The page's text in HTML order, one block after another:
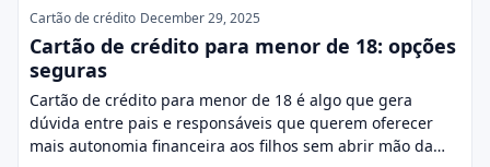
Cartão de crédito December 29, 2025
Cartão de crédito para menor de 18: opções
seguras
Cartão de crédito para menor de 18 é algo que gera
dúvida entre pais e responsáveis que querem oferecer
mais autonomia financeira aos filhos sem abrir mão da…